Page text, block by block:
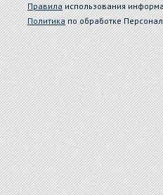
Правилаиспользования
Политикапо обработке